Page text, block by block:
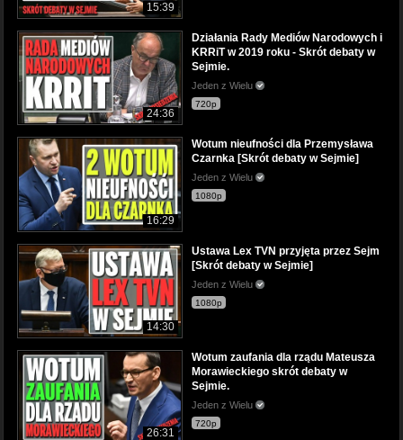
15:39
24:36
Działania Rady Mediów Narodowych i
KRRiT w 2019 roku - Skrót debaty w
Sejmie.
Jeden z Wielu
720p
16:29
Wotum nieufności dla Przemysława
Czarnka [Skrót debaty w Sejmie]
Jeden z Wielu
1080p
14:30
Ustawa Lex TVN przyjęta przez Sejm
[Skrót debaty w Sejmie]
Jeden z Wielu
1080p
26:31
Wotum zaufania dla rządu Mateusza
Morawieckiego skrót debaty w
Sejmie.
Jeden z Wielu
720p